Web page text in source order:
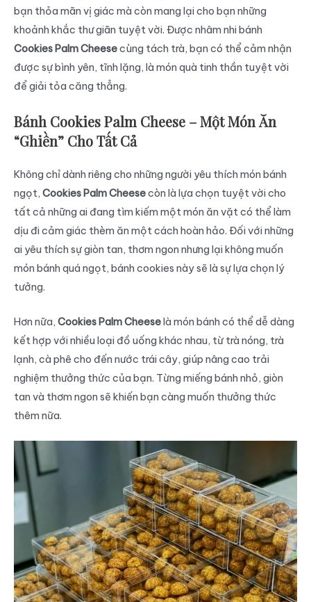
bạn thỏa mãn vị giác mà còn mang lại cho bạn những
khoảnh khắc thư giãn tuyệt vời. Được nhâm nhi bánh
Cookies Palm Cheesecùng tách trà, bạn có thể cảm nhận
được sự bình yên, tĩnh lặng, là món quà tinh thần tuyệt vời
để giải tỏa căng thẳng.
Bánh Cookies Palm Cheese – Một Món Ăn
“Ghiền” Cho Tất Cả
Không chỉ dành riêng cho những người yêu thích món bánh
ngọt, Cookies Palm Cheesecòn là lựa chọn tuyệt vời cho
tất cả những ai đang tìm kiếm một món ăn vặt có thể làm
dịu đi cảm giác thèm ăn một cách hoàn hảo. Đối với những
ai yêu thích sự giòn tan, thơm ngon nhưng lại không muốn
món bánh quá ngọt, bánh cookies này sẽ là sự lựa chọn lý
tưởng.
Hơn nữa, Cookies Palm Cheeselà món bánh có thể dễ dàng
kết hợp với nhiều loại đồ uống khác nhau, từ trà nóng, trà
lạnh, cà phê cho đến nước trái cây, giúp nâng cao trải
nghiệm thưởng thức của bạn. Từng miếng bánh nhỏ, giòn
tan và thơm ngon sẽ khiến bạn càng muốn thưởng thức
thêm nữa.